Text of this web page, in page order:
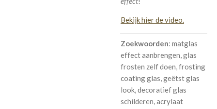
Bekijk hier de video.
Zoekwoorden: matglas
effect aanbrengen, glas
frosten zelf doen, frosting
coating glas, geëtst glas
look, decoratief glas
schilderen, acrylaat